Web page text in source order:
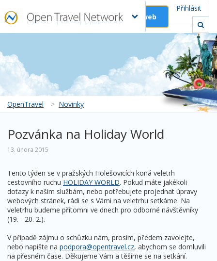
Přihlásit
Založit web
OpenTravel > Novinky
Pozvánka na Holiday World
13. února 2015
Tento týden se v pražských Holešovicích koná veletrh
cestovního ruchu HOLIDAY WORLD. Pokud máte jakékoli
dotazy k našim službám, nebo potřebujete projednat úpravy
webových stránek, rádi se s Vámi na veletrhu setkáme. Na
veletrhu budeme přítomni ve dnech pro odborné návštěvníky
(19. - 20. 2.).
V případě zájmu o schůzku nám, prosím, předem zavolejte,
nebo napište na podpora@opentravel.cz, abychom se domluvili
na přesném čase. Děkujeme Vám a těšíme se na setkání.